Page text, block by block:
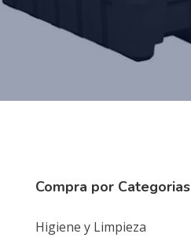
Compra por Categorias
Higiene y Limpieza